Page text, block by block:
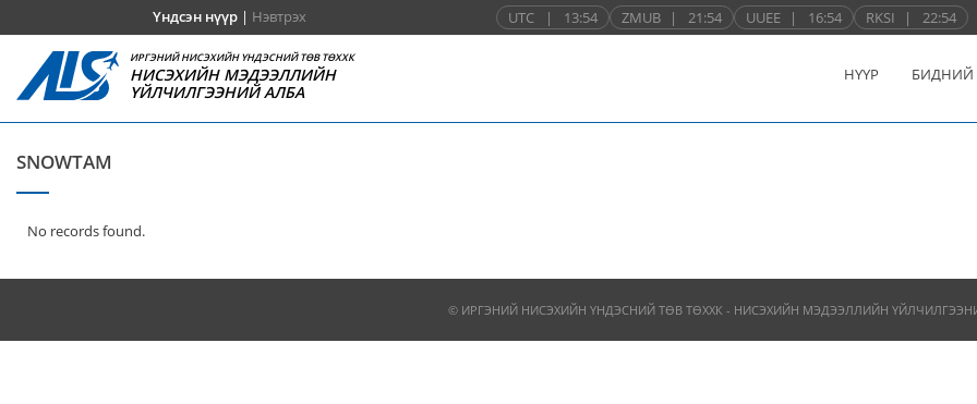
Үндсэн нүүр| Нэвтрэх UTC | 13:54 ZMUB | 21:54 UUEE | 16:54 RKSI | 22:54
ИРГЭНИЙ НИСЭХИЙН ҮНДЭСНИЙ ТӨВ ТӨХХК
НИСЭХИЙН МЭДЭЭЛЛИЙН
ҮЙЛЧИЛГЭЭНИЙ АЛБА
НҮҮР БИДНИЙ
SNOWTAM
No records found.
© ИРГЭНИЙ НИСЭХИЙН ҮНДЭСНИЙ ТӨВ ТӨХХК - НИСЭХИЙН МЭДЭЭЛЛИЙН